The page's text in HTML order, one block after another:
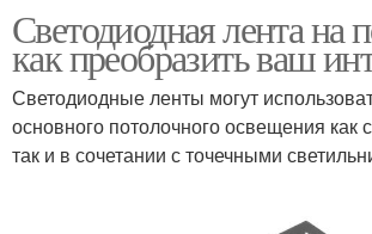
Светодиодная лента на
как преобразить ваш
Светодиодные ленты могут
основного потолочного освещения как
так и в сочетании с точечными